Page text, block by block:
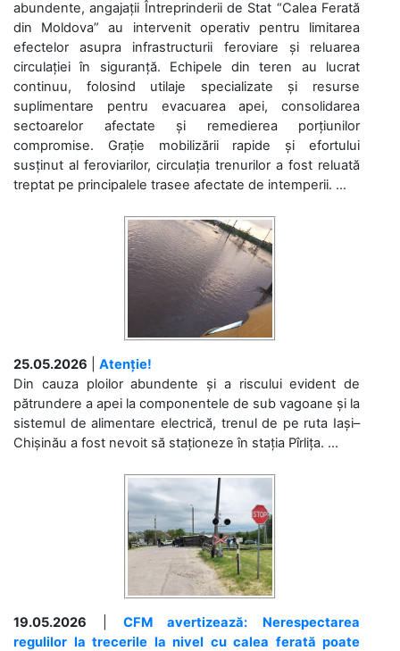
abundente, angajații Întreprinderii de Stat “Calea Ferată
din Moldova” au intervenit operativ pentru limitarea
efectelor asupra infrastructurii feroviare și reluarea
circulației în siguranță. Echipele din teren au lucrat
continuu, folosind utilaje specializate și resurse
suplimentare pentru evacuarea apei, consolidarea
sectoarelor afectate și remedierea porțiunilor
compromise. Grație mobilizării rapide și efortului
susținut al feroviarilor, circulația trenurilor a fost reluată
treptat pe principalele trasee afectate de intemperii. ...
25.05.2026
Atenție!
Din cauza ploilor abundente și a riscului evident de
pătrundere a apei la componentele de sub vagoane și la
sistemul de alimentare electrică, trenul de pe ruta Iași–
Chișinău a fost nevoit să staționeze în stația Pîrlița. ...
19.05.2026
CFM avertizează: Nerespectarea
regulilor la trecerile la nivel cu calea ferată poate